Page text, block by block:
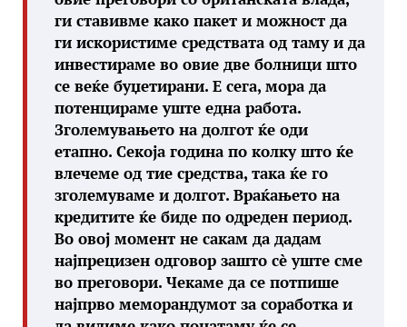
ги ставивме како пакет и можност да
ги искористиме средствата од таму и да
инвестираме во овие две болници што
се веќе буџетирани. Е сега, мора да
потенцираме уште една работа.
Зголемувањето на долгот ќе оди
етапно. Секоја година по колку што ќе
влечеме од тие средства, така ќе го
зголемуваме и долгот. Враќањето на
кредитите ќе биде по одреден период.
Во овој момент не сакам да дадам
најпрецизен одговор зашто сè уште сме
во преговори. Чекаме да се потпише
најпрво меморандумот за соработка и